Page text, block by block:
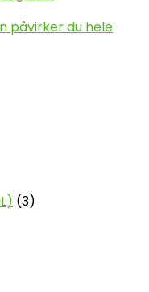
påvirker du hele
(3)